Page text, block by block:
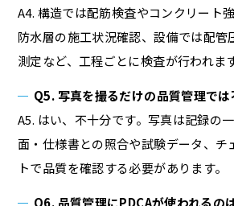
A4. 構造では配筋検査やコンクリート
防水層の施工状況確認、設備では配管
測定など、工程ごとに検査が行われます
Q5. 写真を撮るだけの品質管理では
A5. はい、不十分です。写真は記録の
面・仕様書との照合や試験データ、チ
トで品質を確認する必要があります。
Q6. 品質管理にPDCAが使われるの